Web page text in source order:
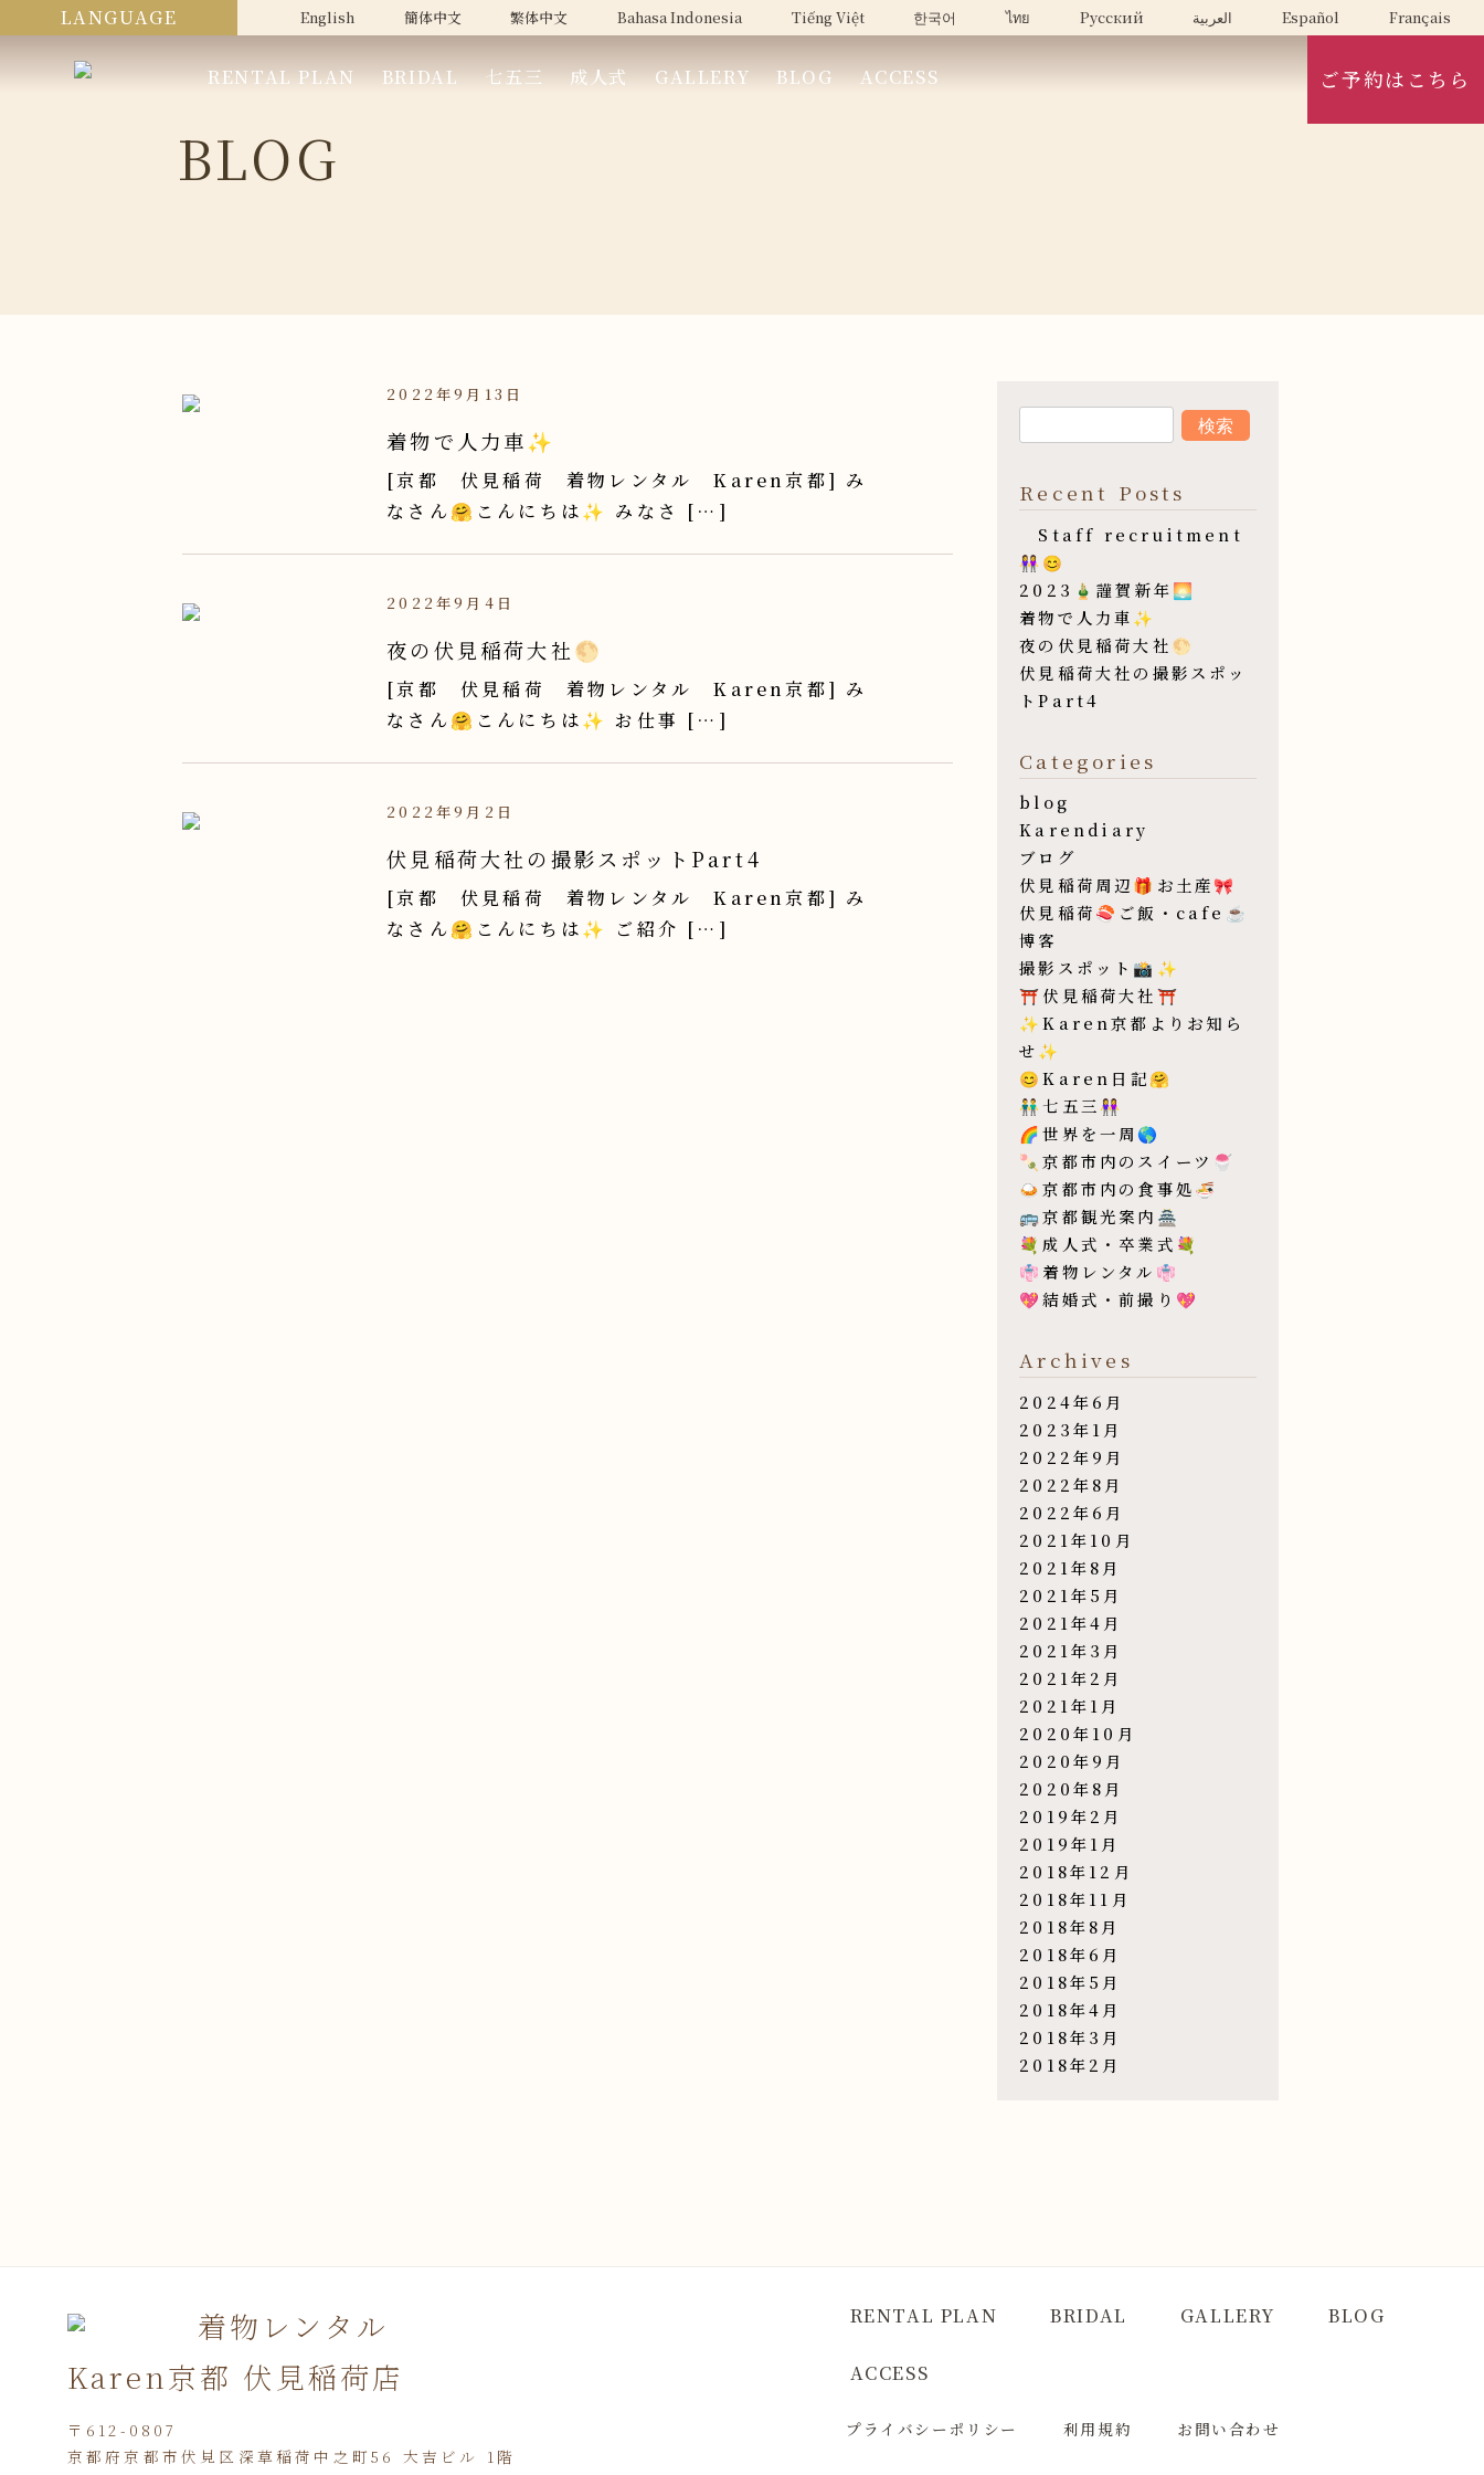
RENTAL PLAN BRIDAL 七五三 成人式 GALLERY BLOG ACCESS ご予約はこちら
LANGUAGE English 簡体中文 繁体中文 Bahasa Indonesia Tiếng Việt 한국어 ไทย Русский العربية Español Français
BLOG
2022年9月13日
着物で人力車✨
[京都 伏見稲荷 着物レンタル Karen京都] み
なさん🤗こんにちは✨ みなさ […]
2022年9月4日
夜の伏見稲荷大社🌕
[京都 伏見稲荷 着物レンタル Karen京都] み
なさん🤗こんにちは✨ お仕事 […]
2022年9月2日
伏見稲荷大社の撮影スポットPart4
[京都 伏見稲荷 着物レンタル Karen京都] み
なさん🤗こんにちは✨ ご紹介 […]
Recent Posts
Staff recruitment
👭😊
2023🎍謹賀新年🌅
着物で人力車✨
夜の伏見稲荷大社🌕
伏見稲荷大社の撮影スポッ
トPart4
Categories
blog
Karendiary
ブログ
伏見稲荷周辺🎁お土産🎀
伏見稲荷🍣ご飯・cafe☕️
博客
撮影スポット📸✨
⛩伏見稲荷大社⛩
✨Karen京都よりお知ら
せ✨
😊Karen日記🤗
👬七五三👭
🌈世界を一周🌎
🍡京都市内のスイーツ🍧
🍛京都市内の食事処🍜
🚌京都観光案内🏯
💐成人式・卒業式💐
👘着物レンタル👘
💖結婚式・前撮り💖
Archives
2024年6月
2023年1月
2022年9月
2022年8月
2022年6月
2021年10月
2021年8月
2021年5月
2021年4月
2021年3月
2021年2月
2021年1月
2020年10月
2020年9月
2020年8月
2019年2月
2019年1月
2018年12月
2018年11月
2018年8月
2018年6月
2018年5月
2018年4月
2018年3月
2018年2月
着物レンタル
Karen京都 伏見稲荷店
〒612-0807
京都府京都市伏見区深草稲荷中之町56 大吉ビル 1階
RENTAL PLAN BRIDAL GALLERY BLOG
ACCESS
プライバシーポリシー 利用規約 お問い合わせ